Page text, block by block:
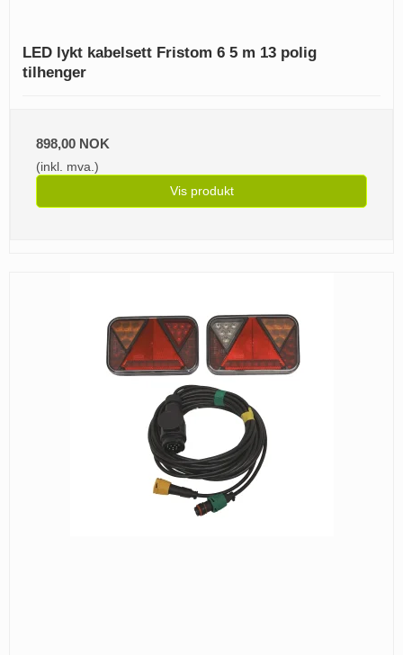
LED lykt kabelsett Fristom 6 5 m 13 polig
tilhenger
898,00 NOK
(inkl. mva.)
Vis produkt